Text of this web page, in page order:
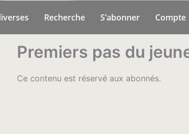
Recherche S’abonner Compte
Premiers pas du
Ce contenu est réservé aux abonnés.